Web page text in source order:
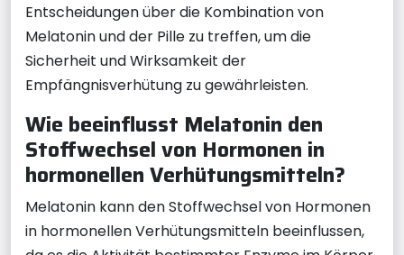
Entscheidungen über die Kombination von
Melatonin und der Pille zu treffen, um die
Sicherheit und Wirksamkeit der
Empfängnisverhütung zu gewährleisten.
Wie beeinflusst Melatonin den
Stoffwechsel von Hormonen in
hormonellen Verhütungsmitteln?
Melatonin kann den Stoffwechsel von Hormonen
in hormonellen Verhütungsmitteln beeinflussen,